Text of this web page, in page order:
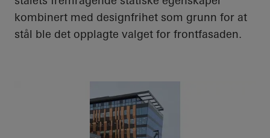
kombinert med designfrihet som grunn for at
stål ble det opplagte valget for frontfasaden.